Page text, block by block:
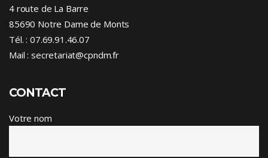
4 route de La Barre
85690 Notre Dame de Monts
Tél. : 07.69.91.46.07
Mail : secretariat@cpndm.fr
CONTACT
Votre nom